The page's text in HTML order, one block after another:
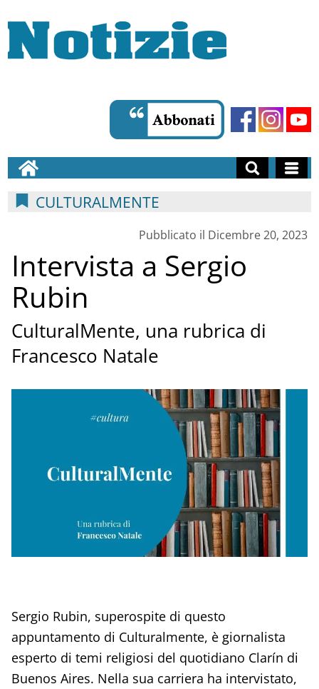
CULTURALMENTE
Pubblicato il Dicembre 20, 2023
Intervista a Sergio
Rubin
CulturalMente, una rubrica di
Francesco Natale
Sergio Rubin, superospite di questo
appuntamento di Culturalmente, è giornalista
esperto di temi religiosi del quotidiano Clarín di
Buenos Aires. Nella sua carriera ha intervistato,